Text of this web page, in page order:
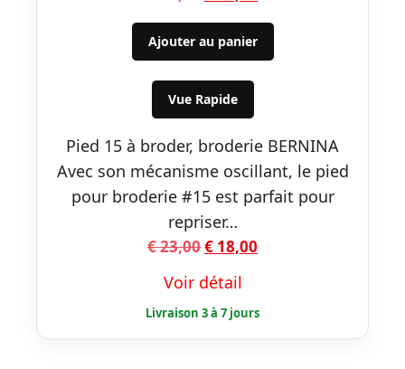
prix
initial
était :
€ 23,00.
prix
actuel
est :
Ajouter au panier
Vue Rapide
Pied 15 à broder, broderie BERNINA
Avec son mécanisme oscillant, le pied
pour broderie #15 est parfait pour
repriser…
€23,00Le
initial
était :
€ 23,00.
€ 18,00
est :
€ 18,00.
Voir détail